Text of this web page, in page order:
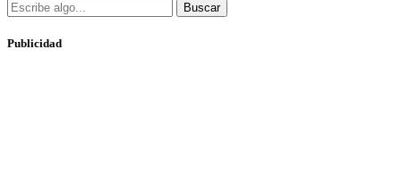
Buscar
Publicidad